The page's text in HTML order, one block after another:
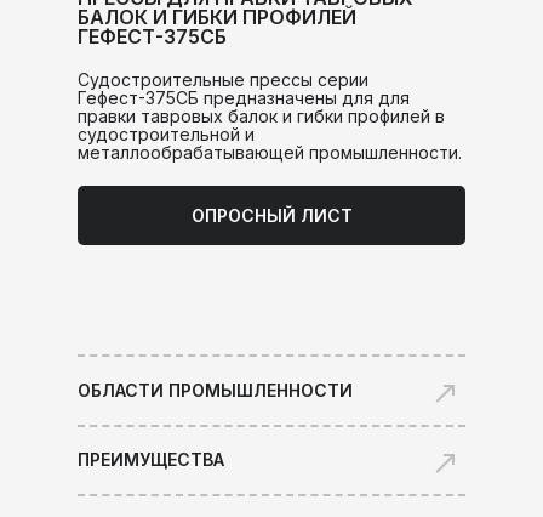
БАЛОК И ГИБКИ ПРОФИЛЕЙ
ГЕФЕСТ-375СБ
Судостроительные прессы серии
Гефест-375СБ предназначены для для
правки тавровых балок и гибки профилей в
судостроительной и
металлообрабатывающей промышленности.
ОПРОСНЫЙ ЛИСТ
ОБЛАСТИ ПРОМЫШЛЕННОСТИ
ПРЕИМУЩЕСТВА